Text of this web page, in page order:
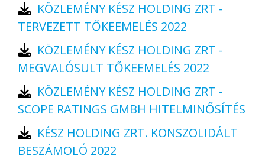
KÖZLEMÉNY KÉSZ HOLDING ZRT -
TERVEZETT TŐKEEMELÉS 2022
KÖZLEMÉNY KÉSZ HOLDING ZRT -
MEGVALÓSULT TŐKEEMELÉS 2022
KÖZLEMÉNY KÉSZ HOLDING ZRT -
SCOPE RATINGS GMBH HITELMINŐSÍTÉS
KÉSZ HOLDING ZRT. KONSZOLIDÁLT
BESZÁMOLÓ 2022